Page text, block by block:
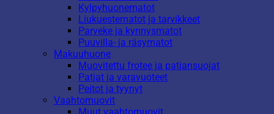
Kylpyhuonematot
Liukuestematot ja tarvikkeet
Parveke ja kynnysmatot
Puuvilla- ja räsymatot
Makuuhuone
Muovitettu frotee ja patjansuojat
Patjat ja varavuoteet
Peitot ja tyynyt
Vaahtomuovit